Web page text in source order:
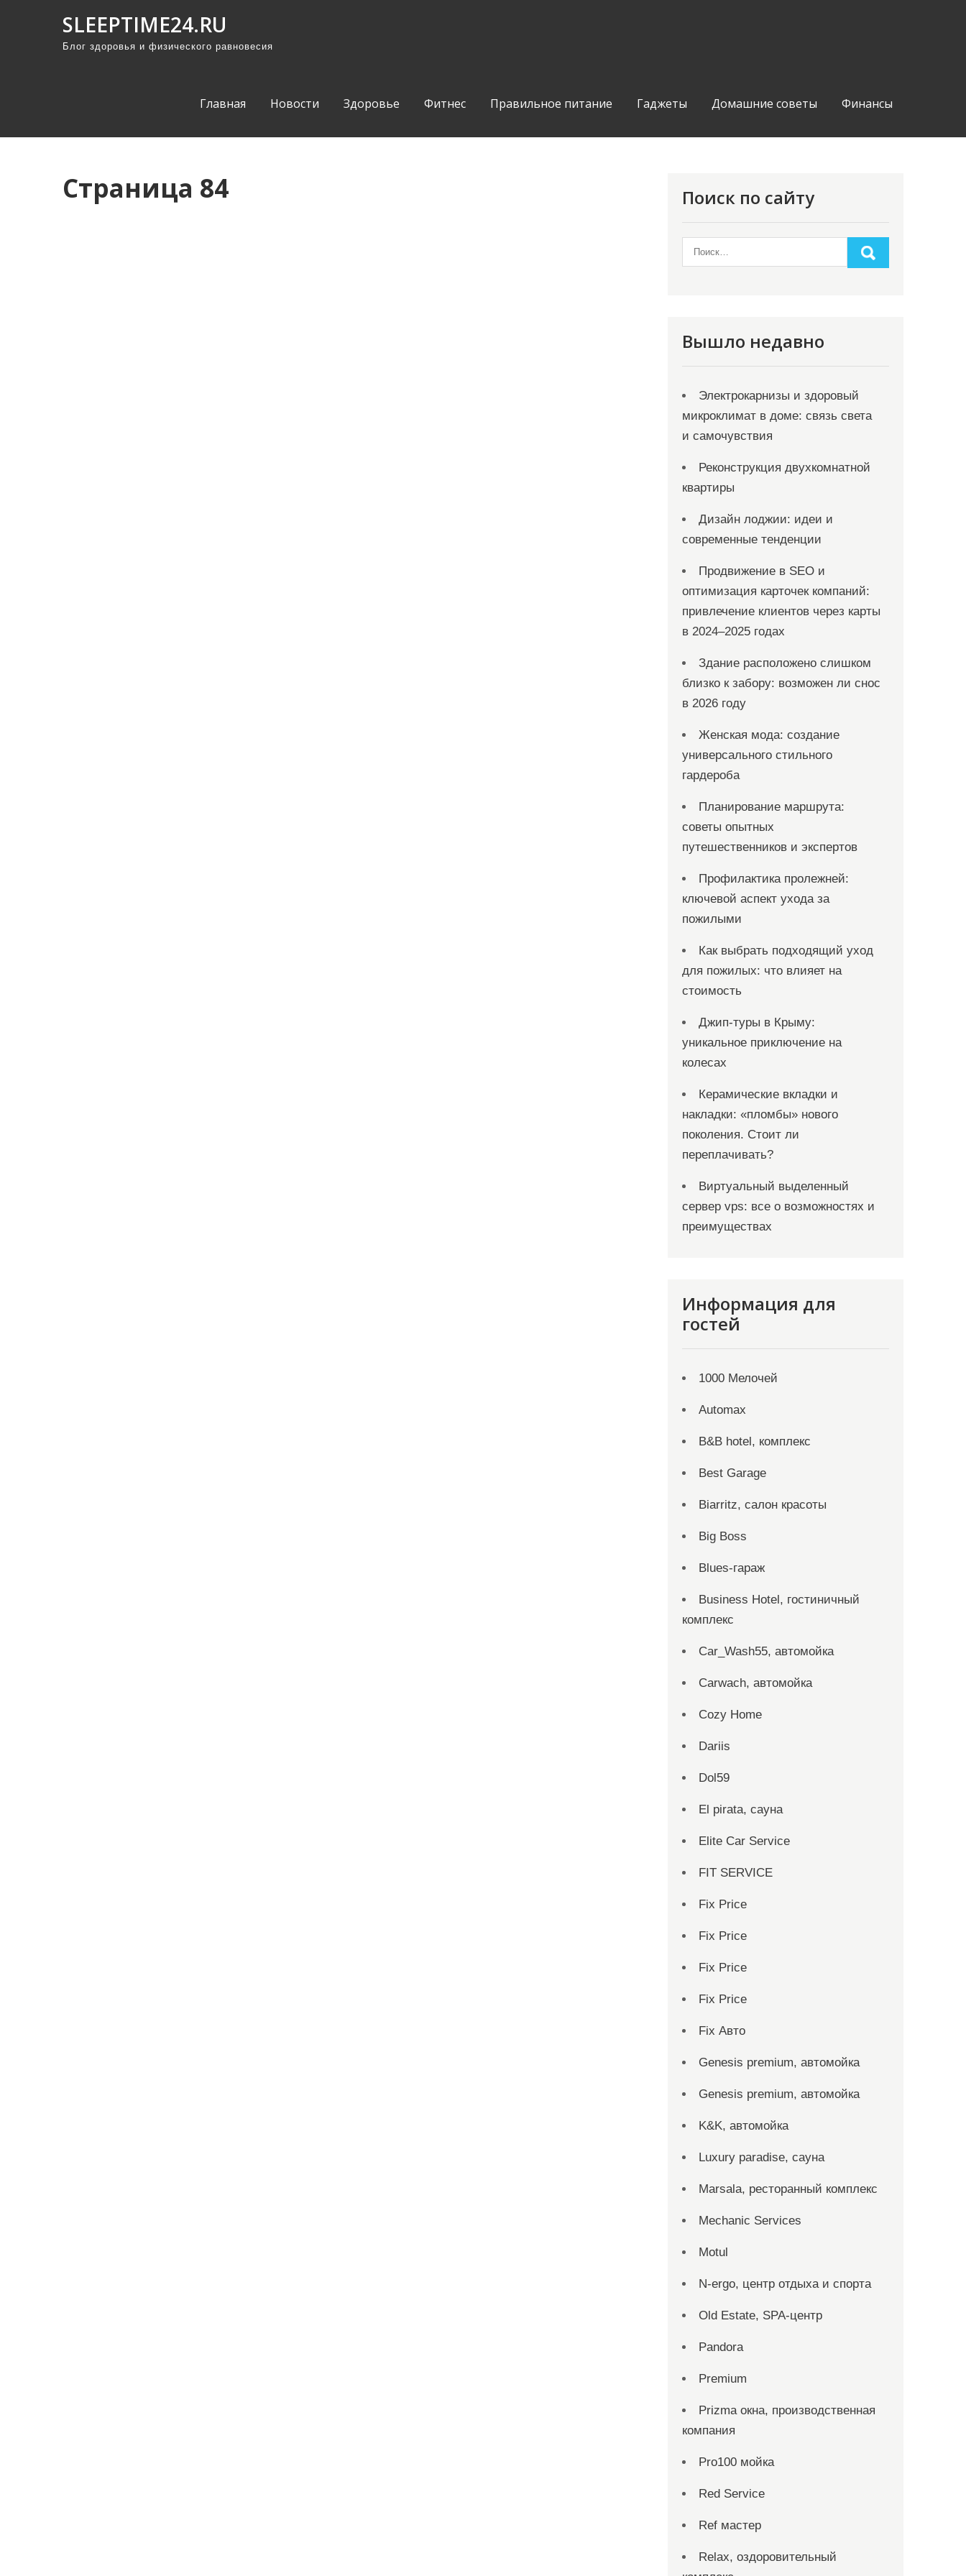
SLEEPTIME24.RU
Блог здоровья и физического равновесия
Главная Новости Здоровье Фитнес Правильное питание Гаджеты Домашние советы Финансы
Страница 84 Поиск по сайту
Вышло недавно
Электрокарнизы и здоровый
микроклимат в доме: связь света
и самочувствия
Реконструкция двухкомнатной
квартиры
Дизайн лоджии: идеи и
современные тенденции
Продвижение в SEO и
оптимизация карточек компаний:
привлечение клиентов через карты
в 2024–2025 годах
Здание расположено слишком
близко к забору: возможен ли снос
в 2026 году
Женская мода: создание
универсального стильного
гардероба
Планирование маршрута:
советы опытных
путешественников и экспертов
Профилактика пролежней:
ключевой аспект ухода за
пожилыми
Как выбрать подходящий уход
для пожилых: что влияет на
стоимость
Джип-туры в Крыму:
уникальное приключение на
колесах
Керамические вкладки и
накладки: «пломбы» нового
поколения. Стоит ли
переплачивать?
Виртуальный выделенный
сервер vps: все о возможностях и
преимуществах
Информация для
гостей
1000 Мелочей
Automax
B&B hotel, комплекс
Best Garage
Biarritz, салон красоты
Big Boss
Blues-гараж
Business Hotel, гостиничный
комплекс
Car_Wash55, автомойка
Carwach, автомойка
Cozy Home
Dariis
Dol59
El pirata, сауна
Elite Car Service
FIT SERVICE
Fix Price
Fix Price
Fix Price
Fix Price
Fix Авто
Genesis premium, автомойка
Genesis premium, автомойка
K&K, автомойка
Luxury paradise, сауна
Marsala, ресторанный комплекс
Mechanic Services
Motul
N-ergo, центр отдыха и спорта
Old Estate, SPA-центр
Pandora
Premium
Prizma окна, производственная
компания
Pro100 мойка
Red Service
Ref мастер
Relax, оздоровительный